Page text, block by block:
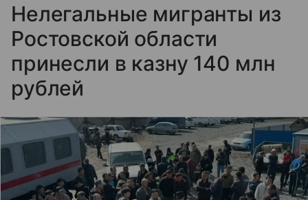
Нелегальные мигранты из
Ростовской области
принесли в казну 140 млн
рублей